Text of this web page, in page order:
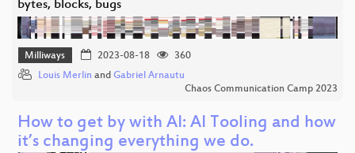
bytes, blocks, bugs
Milliways 2023-08-18
360
Louis Merlin and Gabriel Arnautu
Chaos Communication Camp 2023
How to get by with AI: AI Tooling and how
it’s changing everything we do.